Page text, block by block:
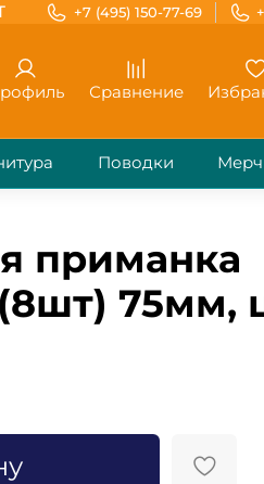
+7 (495) 150-77-69
Сравнение
Поводки Мерч
приманка
75мм,